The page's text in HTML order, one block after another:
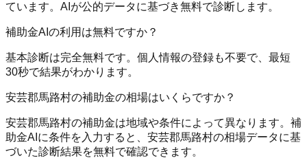
ています。AIが公的データに基づき無料で診断します。
補助金AIの利用は無料ですか？
基本診断は完全無料です。個人情報の登録も不要で、最短
30秒で結果がわかります。
安芸郡馬路村の補助金の相場はいくらですか？
安芸郡馬路村の補助金は地域や条件によって異なります。補
助金AIに条件を入力すると、安芸郡馬路村の相場データに基
づいた診断結果を無料で確認できます。